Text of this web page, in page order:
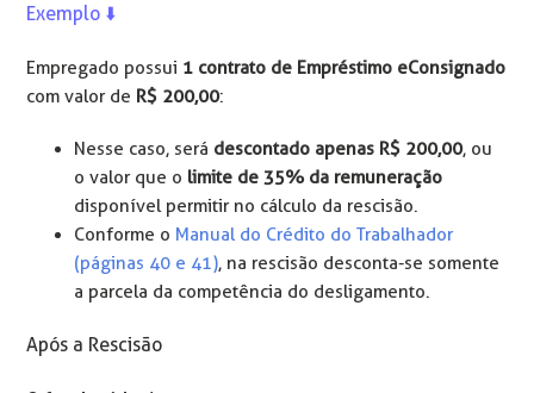
Exemplo ⬇️
Empregado possui 1 contrato de Empréstimo eConsignado
com valor de R$ 200,00:
Nesse caso, será descontado apenas R$ 200,00, ou
o valor que o limite de 35% da remuneração
disponível permitir no cálculo da rescisão.
Conforme o Manual do Crédito do Trabalhador
(páginas 40 e 41), na rescisão desconta-se somente
a parcela da competência do desligamento.
Após a Rescisão